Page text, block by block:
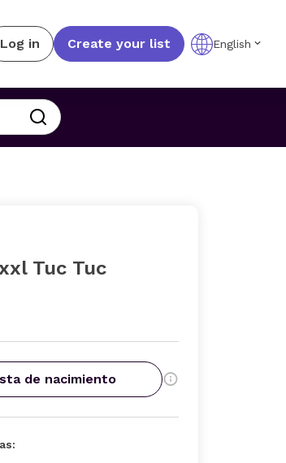
Log in Create your list English
Tuc Tuc
de nacimiento